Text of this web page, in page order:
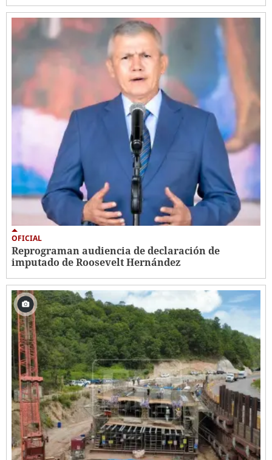
OFICIAL
Reprograman audiencia de declaración de
imputado de Roosevelt Hernández